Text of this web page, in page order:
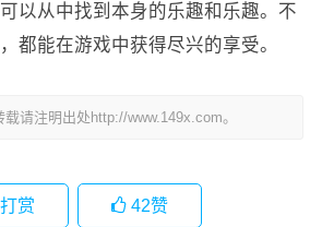
以从中找到本身的乐趣和乐趣。不
都能在游戏中获得尽兴的享受。
请注明出处http://www.149x.com。
赏 42赞